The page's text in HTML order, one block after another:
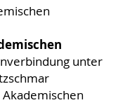
unter